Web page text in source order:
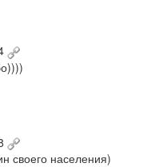
своего населения)